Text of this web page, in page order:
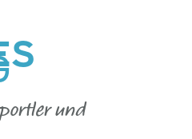
und